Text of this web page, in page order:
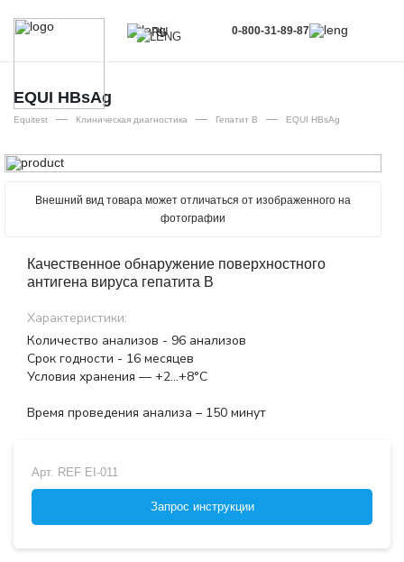
RU
RU
0-800-31-89-87
EQUI HBsAg
Equitest — Клиническая диагностика — Гепатит В — EQUI HBsAg
Внешний вид товара может отличаться от изображенного на
фотографии
Качественное обнаружение поверхностного
антигена вируса гепатита В
Характеристики:
Количество анализов - 96 анализов
Срок годности - 16 месяцев
Условия хранения — +2…+8°С
Время проведения анализа – 150 минут
Арт. REF EI-011
Запрос инструкции